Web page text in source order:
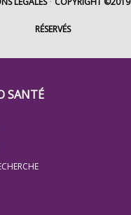
SANTÉ
RÉSERVÉS